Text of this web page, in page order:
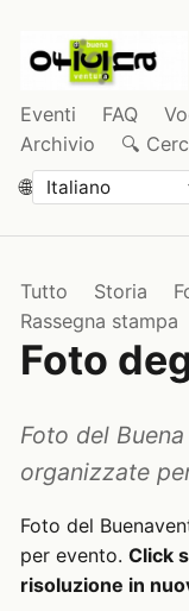
Eventi FAQ
Archivio
🔍
🌐
Tutto Storia
Rassegna stampa
Foto
Foto del
organizzate
Foto del
per evento. Click
risoluzione in